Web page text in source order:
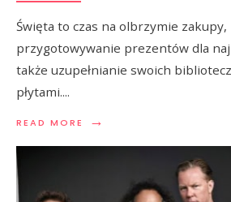
Święta to czas na olbrzymie zakupy,
przygotowywanie prezentów dla
także uzupełnianie swoich
płytami....
READ MORE →